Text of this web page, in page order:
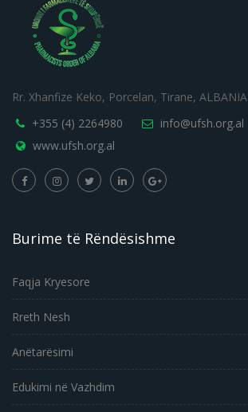
Rr. Xhanfize Keko, Porcelan, Tirane, ALBANIA
+355 (4) 2264980
info@ufsh.org.al
www.ufsh.org.al
Burime të Rëndësishme
Faqja Kryesore
Rreth Nesh
Anëtarësimi
Edukimi në Vazhdim